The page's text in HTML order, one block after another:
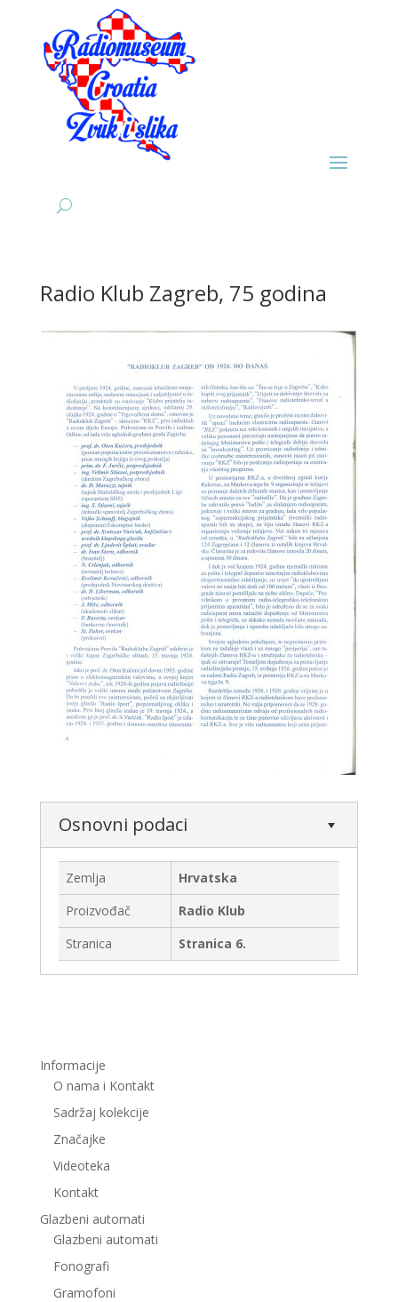
Radio Klub Zagreb, 75 godina
Osnovni podaci
Zemlja
Hrvatska
Proizvođač
Radio Klub
Stranica
Stranica 6.
Informacije
O nama i Kontakt
Sadržaj kolekcije
Značajke
Videoteka
Kontakt
Glazbeni automati
Glazbeni automati
Fonografi
Gramofoni